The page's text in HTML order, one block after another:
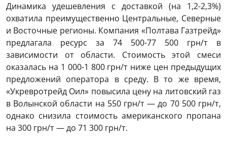
Динамика удешевления с доставкой (на 1,2-2,3%)
охватила преимущественно Центральные, Северные
и Восточные регионы. Компания «Полтава Газтрейд»
предлагала ресурс за 74 500-77 500 грн/т в
зависимости от области. Стоимость этой смеси
оказалась на 1 000-1 800 грн/т ниже цен предыдущих
предложений оператора в среду. В то же время,
«Укревротрейд Оил» повысила цену на литовский газ
в Волынской области на 550 грн/т — до 70 500 грн/т,
однако снизила стоимость американского пропана
на 300 грн/т — до 71 300 грн/т.